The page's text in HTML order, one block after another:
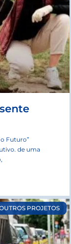
Futuro”
de uma
PROJETOS